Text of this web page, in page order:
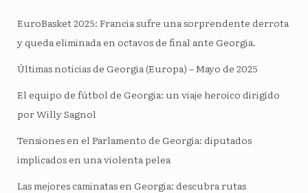
EuroBasket 2025: Francia sufre una sorprendente derrota
y queda eliminada en octavos de final ante Georgia.
Últimas noticias de Georgia (Europa) – Mayo de 2025
El equipo de fútbol de Georgia: un viaje heroico dirigido
por Willy Sagnol
Tensiones en el Parlamento de Georgia: diputados
implicados en una violenta pelea
Las mejores caminatas en Georgia: descubra rutas